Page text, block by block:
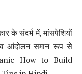
के संदर्भ में, मांसपेशियों
आंदोलन समान रूप से
How to Build